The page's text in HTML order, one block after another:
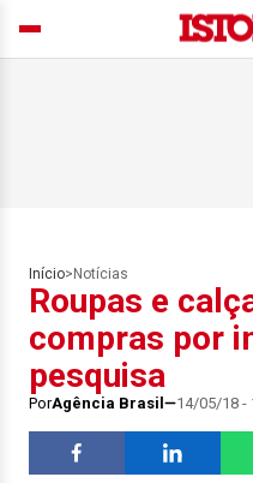
Início> Notícias
Roupas e
compras por
pesquisa
PorAgência Brasil 14/05/18 -